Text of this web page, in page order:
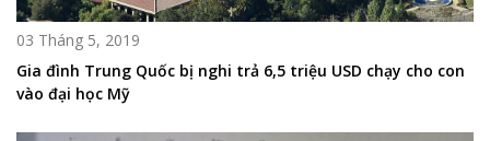
03 Tháng 5, 2019
Gia đình Trung Quốc bị nghi trả 6,5 triệu USD chạy cho con
vào đại học Mỹ